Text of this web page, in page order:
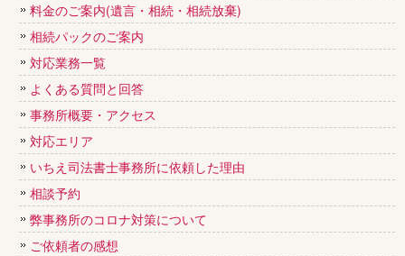
料金のご案内(遺言・相続・相続放棄)
相続パックのご案内
対応業務一覧
よくある質問と回答
事務所概要・アクセス
対応エリア
いちえ司法書士事務所に依頼した理由
相談予約
弊事務所のコロナ対策について
ご依頼者の感想